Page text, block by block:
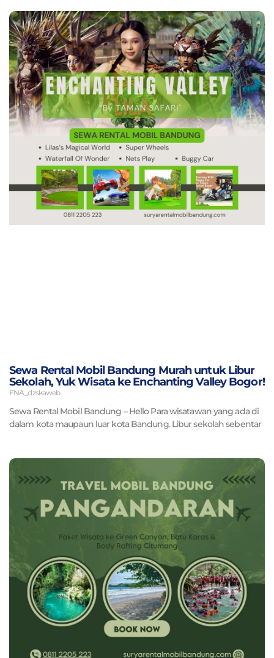
Sewa Rental Mobil Bandung Murah untuk Libur
Sekolah, Yuk Wisata ke Enchanting Valley Bogor!
FNA_dzskaweb
Sewa Rental Mobil Bandung – Hello Para wisatawan yang ada di
dalam kota maupaun luar kota Bandung. Libur sekolah sebentar